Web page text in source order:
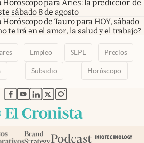
Horóscopo para Aries: la predicción de
sábado 8 de agosto
Horóscopo de Tauro para HOY, sábado
te irá en el amor, la salud y el trabajo?
Empleo SEPE Precios
Subsidio Horóscopo
abre en nueva pestaña
abre en nueva pestaña
abre en nueva pestaña
abre en nueva pestaña
abre en nueva pestaña